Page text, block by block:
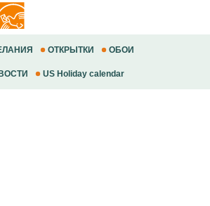
ОТКРЫТКИ ОБОИ
US Holiday calendar